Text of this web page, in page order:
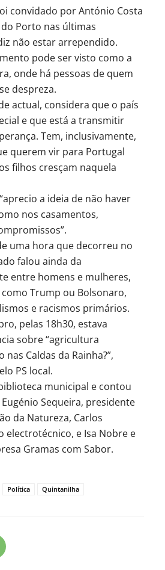
convidado por António Costa
Porto nas últimas
não estar arrependido.
pode ser visto como a
onde há pessoas de quem
despreza.
actual, considera que o país
e que está a transmitir
Tem, inclusivamente,
querem vir para Portugal
filhos cresçam naquela
a ideia de não haver
nos casamentos,
uma hora que decorreu no
falou ainda da
entre homens e mulheres,
Trump ou Bolsonaro,
e racismos primários.
pelas 18h30, estava
sobre “agricultura
Caldas da Rainha?”,
PS local.
municipal e contou
Sequeira, presidente
da Natureza, Carlos
electrotécnico, e Isa Nobre e
Gramas com Sabor.
Política Quintanilha